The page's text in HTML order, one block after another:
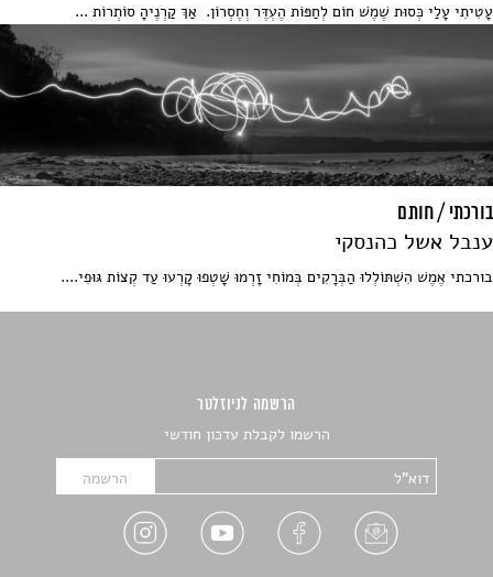
עָטִיתִי עָלַי כְּסוּת שֶׁמֶשׁ חוֹם לְחַפּוֹת הֶעְדֶּר וְחֶסְרוֹן. אַךְ קַרְנֶיהָ סוֹתְרוֹת ...
בורכתי / חותם
ענבל אשל כהנסקי
בורכתי אֶמֶשׁ הִשְׁתּוֹלְלוּ הַבְּרָקִים בְּמוֹחִי זָרְמוּ שָׁטְפוּ קָרְעוּ עַד קְצוֹת גּוּפִי....
הרשמה לניוזלטר
הרשמו לקבלת עדכון חודשי